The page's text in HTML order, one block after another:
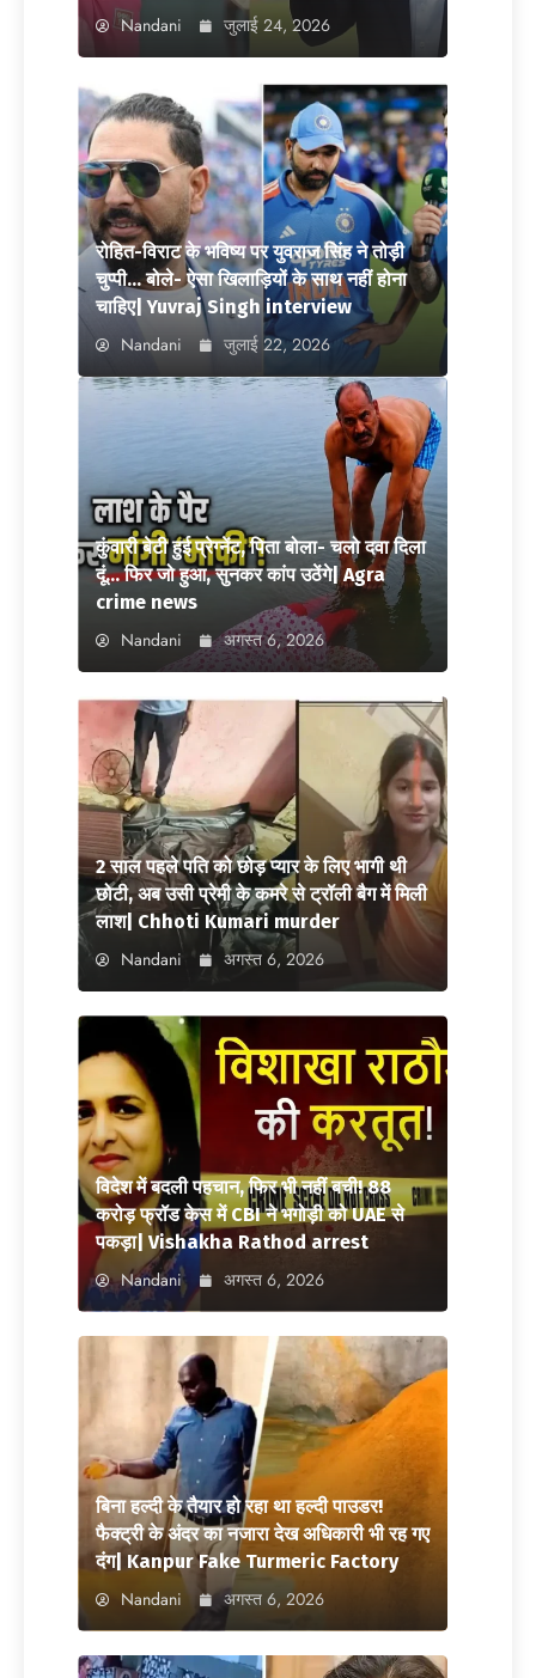
Nandani जुलाई 24, 2026
रोहित-विराट के भविष्य पर युवराज सिंह ने तोड़ी
चुप्पी… बोले- ऐसा खिलाड़ियों के साथ नहीं होना
चाहिए| Yuvraj Singh interview
Nandani जुलाई 22, 2026
कुंवारी बेटी हुई प्रेग्नेंट, पिता बोला- चलो दवा दिला
दूं… फिर जो हुआ, सुनकर कांप उठेंगे| Agra
crime news
Nandani अगस्त 6, 2026
2 साल पहले पति को छोड़ प्यार के लिए भागी थी
छोटी, अब उसी प्रेमी के कमरे से ट्रॉली बैग में मिली
लाश| Chhoti Kumari murder
Nandani अगस्त 6, 2026
विदेश में बदली पहचान, फिर भी नहीं बची! 88
करोड़ फ्रॉड केस में CBI ने भगोड़ी को UAE से
पकड़ा| Vishakha Rathod arrest
Nandani अगस्त 6, 2026
बिना हल्दी के तैयार हो रहा था हल्दी पाउडर!
फैक्ट्री के अंदर का नजारा देख अधिकारी भी रह गए
दंग| Kanpur Fake Turmeric Factory
Nandani अगस्त 6, 2026